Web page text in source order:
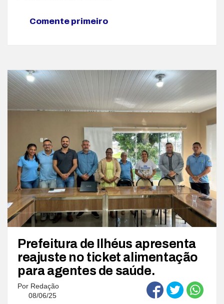
Comente primeiro
Prefeitura de Ilhéus apresenta
reajuste no ticket alimentação
para agentes de saúde.
Por Redação
08/06/25